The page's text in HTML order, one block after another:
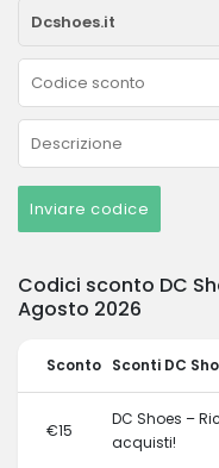
Inviare codice
Codici sconto DC
Agosto 2026
Sconto Sconti DC
€15
DC Shoes –
acquisti!